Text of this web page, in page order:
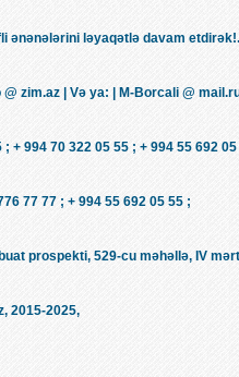
ənənələrini ləyaqətlə davam
zim.az | Və ya: | M-Borcali @
+ 994 70 322 05 55 ; + 994 55 692
77 77 ; + 994 55 692 05 55 ;
prospekti, 529-cu məhəllə, IV
2015-2025,